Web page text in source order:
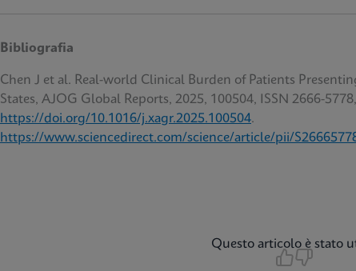
Bibliografia
Chen J et al. Real-world Clinical Burden of Patients
States, AJOG Global Reports, 2025, 100504, ISSN 2666-5778,
https://doi.org/10.1016/j.xagr.2025.100504.
https://www.sciencedirect.com/science/article/pii/
Questo articolo è stato